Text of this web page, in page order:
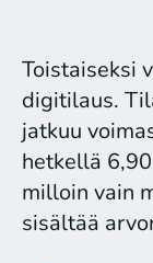
Toistaiseksi
digitilaus.
jatkuu
hetkellä
milloin vain
sisältää